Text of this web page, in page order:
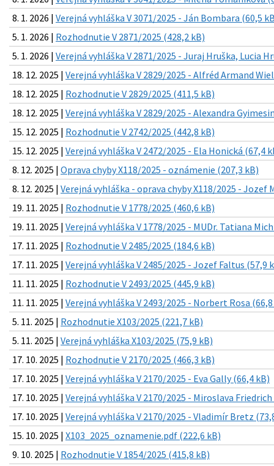
8. 1. 2026 | Verejná vyhláška V 3071/2025 - Ján Bombara (60,5
5. 1. 2026 | Rozhodnutie V 2871/2025 (428,2 kB)
5. 1. 2026 | Verejná vyhláška V 2871/2025 - Juraj Hruška, Lucia
18. 12. 2025 | Verejná vyhláška V 2829/2025 - Alfréd Armand
18. 12. 2025 | Rozhodnutie V 2829/2025 (411,5 kB)
18. 12. 2025 | Verejná vyhláška V 2829/2025 - Alexandra
15. 12. 2025 | Rozhodnutie V 2742/2025 (442,8 kB)
15. 12. 2025 | Verejná vyhláška V 2472/2025 - Ela Honická (67,4
8. 12. 2025 | Oprava chyby X118/2025 - oznámenie (207,3 kB)
8. 12. 2025 | Verejná vyhláška - oprava chyby X118/2025 - Jozef
19. 11. 2025 | Rozhodnutie V 1778/2025 (460,6 kB)
19. 11. 2025 | Verejná vyhláška V 1778/2025 - MUDr. Tatiana
17. 11. 2025 | Rozhodnutie V 2485/2025 (184,6 kB)
17. 11. 2025 | Verejná vyhláška V 2485/2025 - Jozef Faltus (57,9
11. 11. 2025 | Rozhodnutie V 2493/2025 (445,9 kB)
11. 11. 2025 | Verejná vyhláška V 2493/2025 - Norbert Rosa
5. 11. 2025 | Rozhodnutie X103/2025 (221,7 kB)
5. 11. 2025 | Verejná vyhláška X103/2025 (75,9 kB)
17. 10. 2025 | Rozhodnutie V 2170/2025 (466,3 kB)
17. 10. 2025 | Verejná vyhláška V 2170/2025 - Eva Gally (66,4 kB)
17. 10. 2025 | Verejná vyhláška V 2170/2025 - Miroslava
17. 10. 2025 | Verejná vyhláška V 2170/2025 - Vladimír Bretz
15. 10. 2025 | X103_2025_oznamenie.pdf (222,6 kB)
9. 10. 2025 | Rozhodnutie V 1854/2025 (415,8 kB)